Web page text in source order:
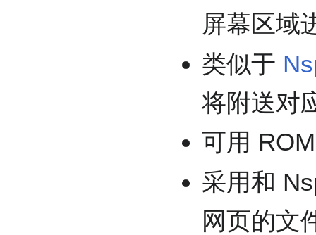
屏幕区域
类似于
将附送对
可用
采用和
网页的文